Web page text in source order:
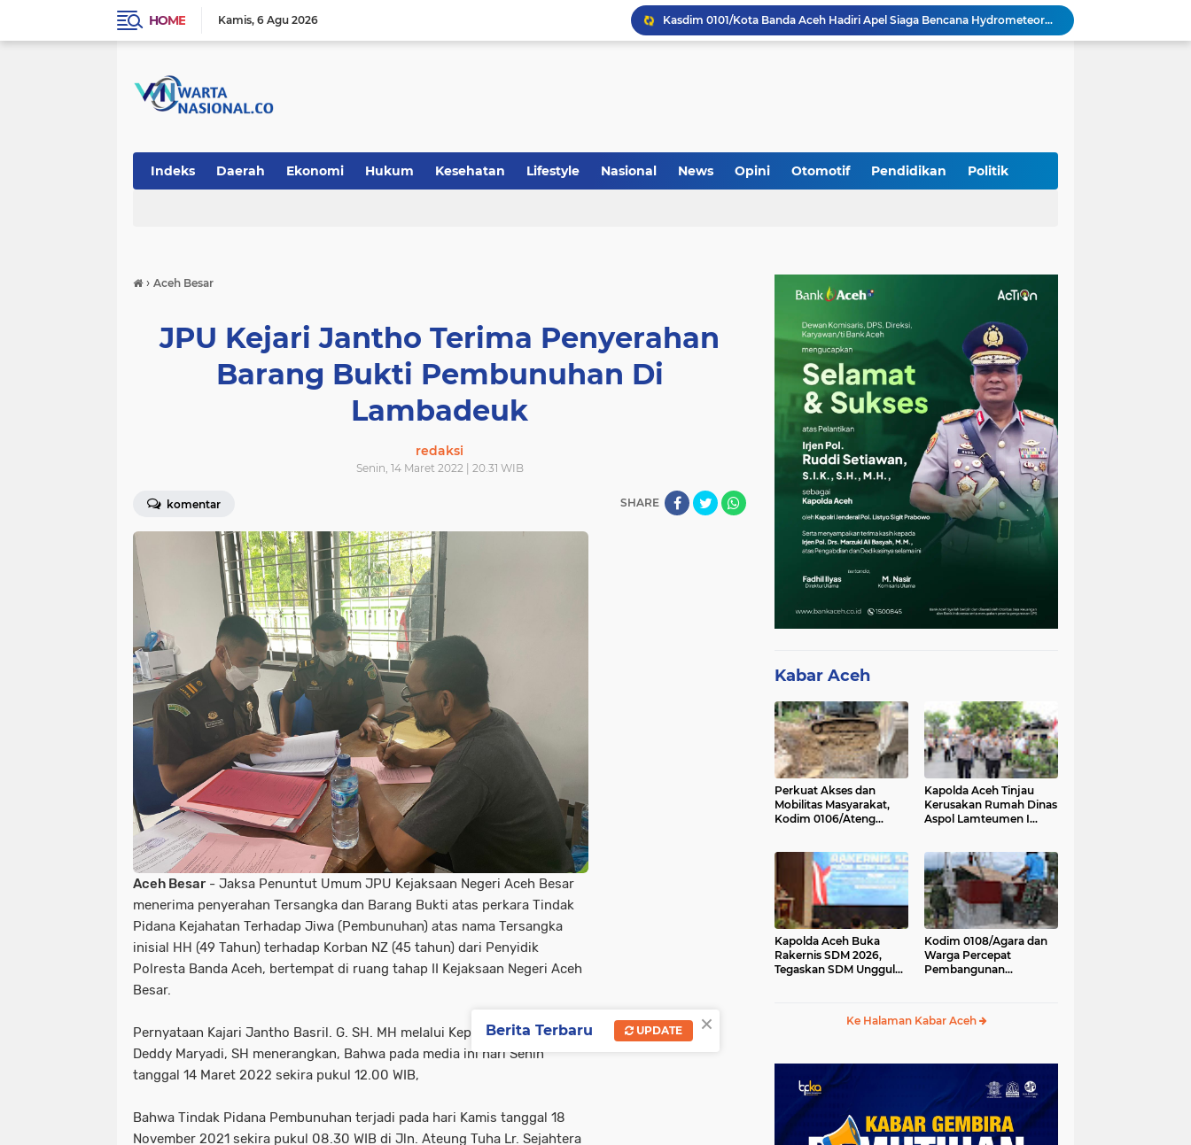
HOME Kamis 6 Agu 2026
Koramil Seulimeum Hadiri Rapat Persiapan HUT Ke-81 Kemerdekaan RI Tingkat Kecamatan
Babinsa Jalin Komunikasi dengan Aparatur Gampong, Perkuat Sinergi Membangun Desa
Kodim Kota Banda Aceh Gelar Sidang Usul Kenaikan Pangkat Bintara dan Tamtama Periode 1 April 2027
Indeks Daerah Ekonomi Hukum Kesehatan Lifestyle Nasional News Opini Otomotif Pendidikan Politik
› Aceh Besar
JPU Kejari Jantho Terima Penyerahan
Barang Bukti Pembunuhan Di
Lambadeuk
redaksi
Senin, 14 Maret 2022 | 20.31 WIB
komentar SHARE
Aceh Besar - Jaksa Penuntut Umum JPU Kejaksaan Negeri Aceh Besar
menerima penyerahan Tersangka dan Barang Bukti atas perkara Tindak
Pidana Kejahatan Terhadap Jiwa (Pembunuhan) atas nama Tersangka
inisial HH (49 Tahun) terhadap Korban NZ (45 tahun) dari Penyidik
Polresta Banda Aceh, bertempat di ruang tahap II Kejaksaan Negeri Aceh
Besar.
Pernyataan Kajari Jantho Basril. G. SH. MH melalui Kepala Seksi Intelijen
Deddy Maryadi, SH menerangkan, Bahwa pada media ini hari Senin
tanggal 14 Maret 2022 sekira pukul 12.00 WIB,
Bahwa Tindak Pidana Pembunuhan terjadi pada hari Kamis tanggal 18
November 2021 sekira pukul 08.30 WIB di Jln. Ateung Tuha Lr. Sejahtera
Kabar Aceh
Perkuat Akses dan
Mobilitas Masyarakat,
Kodim 0106/Ateng
Rusip Antara, Aceh
Tengah
Kapolda Aceh Tinjau
Kerusakan Rumah Dinas
Aspol Lamteumen I
Kapolda Aceh Buka
Rakernis SDM 2026,
Tegaskan SDM Unggul
Kodim 0108/Agara dan
Warga Percepat
Pembangunan
Ke Halaman Kabar Aceh
×
Berita Terbaru UPDATE